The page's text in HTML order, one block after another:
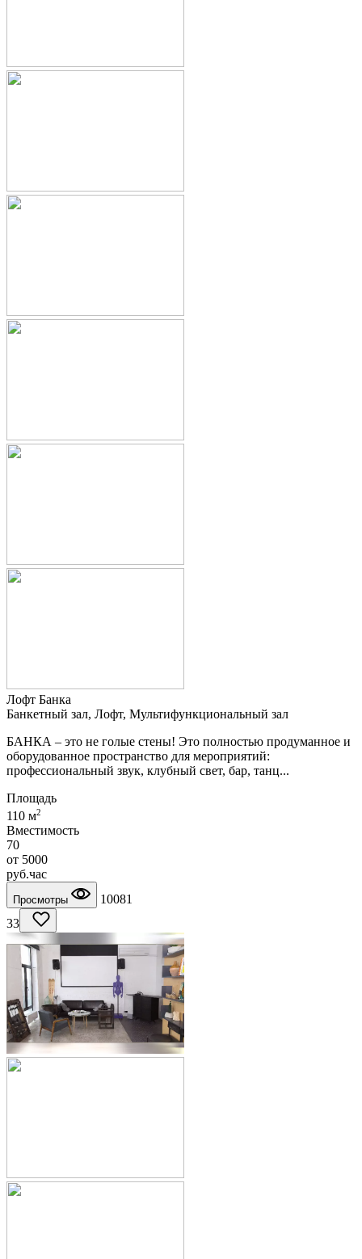
Лофт Банка
Банкетный зал, Лофт, Мультифункциональный зал
БАНКА – это не голые стены! Это полностью продуманное и
оборудованное пространство для мероприятий:
профессиональный звук, клубный свет, бар, танц...
Площадь
110 м2
Вместимость
70
от 5000
руб.час
Просмотры
10081
33